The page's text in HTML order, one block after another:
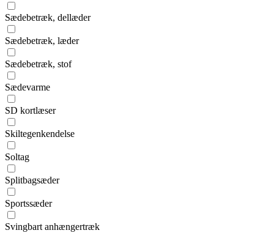
Sædebetræk, dellæder
Sædebetræk, læder
Sædebetræk, stof
Sædevarme
SD kortlæser
Skiltegenkendelse
Soltag
Splitbagsæder
Sportssæder
Svingbart anhængertræk